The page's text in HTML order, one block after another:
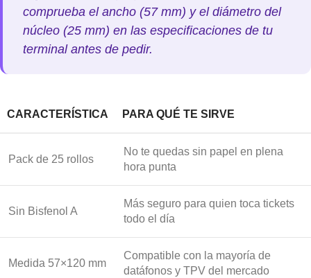
comprueba el ancho (57 mm) y el diámetro del
núcleo (25 mm) en las especificaciones de tu
terminal antes de pedir.
CARACTERÍSTICA PARA QUÉ TE SIRVE
Pack de 25 rollos
No te quedas sin papel en plena
hora punta
Sin Bisfenol A
Más seguro para quien toca tickets
todo el día
Medida 57×120 mm
Compatible con la mayoría de
datáfonos y TPV del mercado